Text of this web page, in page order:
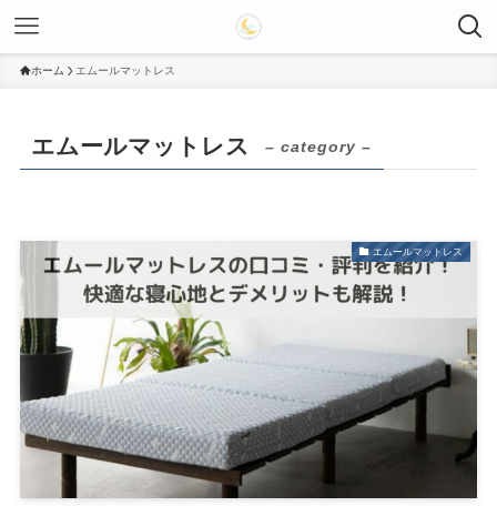
ホーム エムールマットレス
エムールマットレス – category –
エムールマットレス